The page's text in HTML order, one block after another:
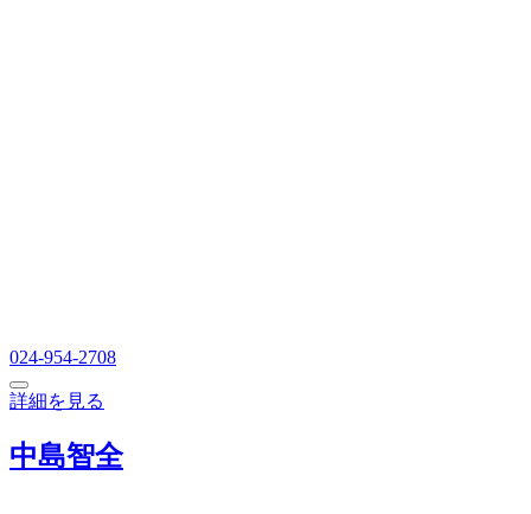
024-954-2708
詳細を見る
中島智全